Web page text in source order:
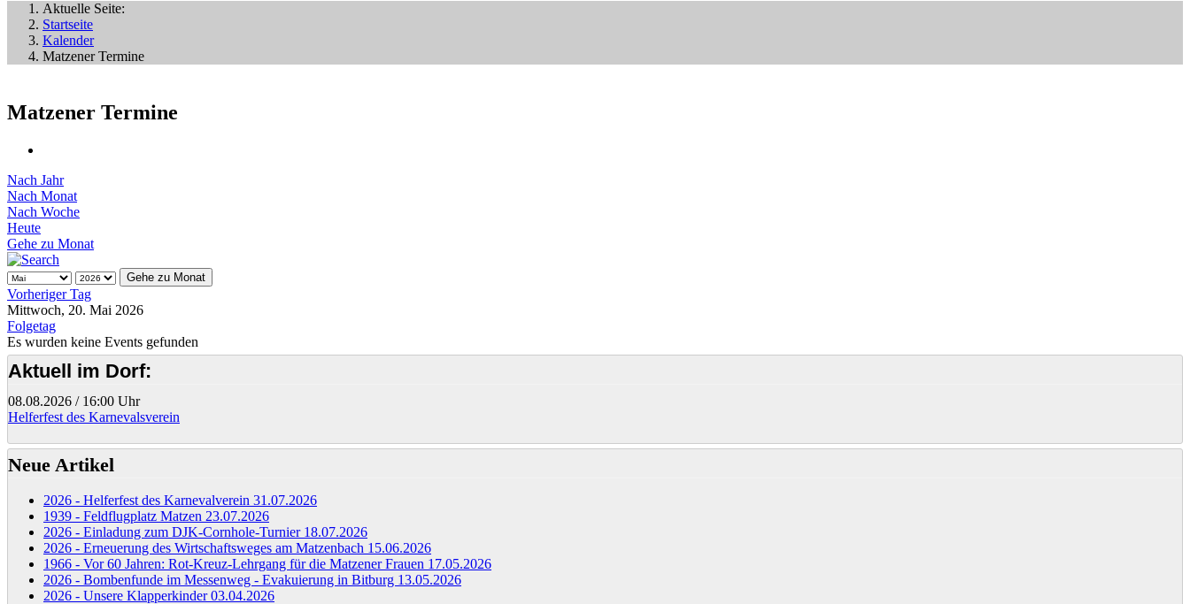
Aktuelle Seite:
Startseite
Kalender
Matzener Termine
Matzener Termine
Nach Jahr
Nach Monat
Nach Woche
Heute
Gehe zu Monat
Gehe zu Monat
Vorheriger Tag
Mittwoch, 20. Mai 2026
Folgetag
Es wurden keine Events gefunden
Aktuell im Dorf:
08.08.2026 / 16:00 Uhr
Helferfest des Karnevalsverein
Neue Artikel
2026 - Helferfest des Karnevalverein 31.07.2026
1939 - Feldflugplatz Matzen 23.07.2026
2026 - Einladung zum DJK-Cornhole-Turnier 18.07.2026
2026 - Erneuerung des Wirtschaftsweges am Matzenbach 15.06.2026
1966 - Vor 60 Jahren: Rot-Kreuz-Lehrgang für die Matzener Frauen 17.05.2026
2026 - Bombenfunde im Messenweg - Evakuierung in Bitburg 13.05.2026
2026 - Unsere Klapperkinder03.04.2026